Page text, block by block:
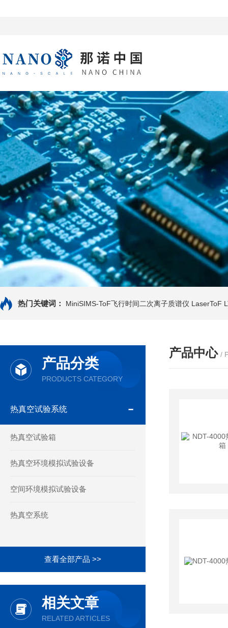
热门关键词： MiniSIMS-ToF飞行时间二次离子质谱仪 LaserToF
产品分类
PRODUCTS CATEGORY
热真空试验系统
热真空试验箱
热真空环境模拟试验设备
空间环境模拟试验设备
热真空系统
查看全部产品 >>
相关文章
RELATED ARTICLES
产品中心 /